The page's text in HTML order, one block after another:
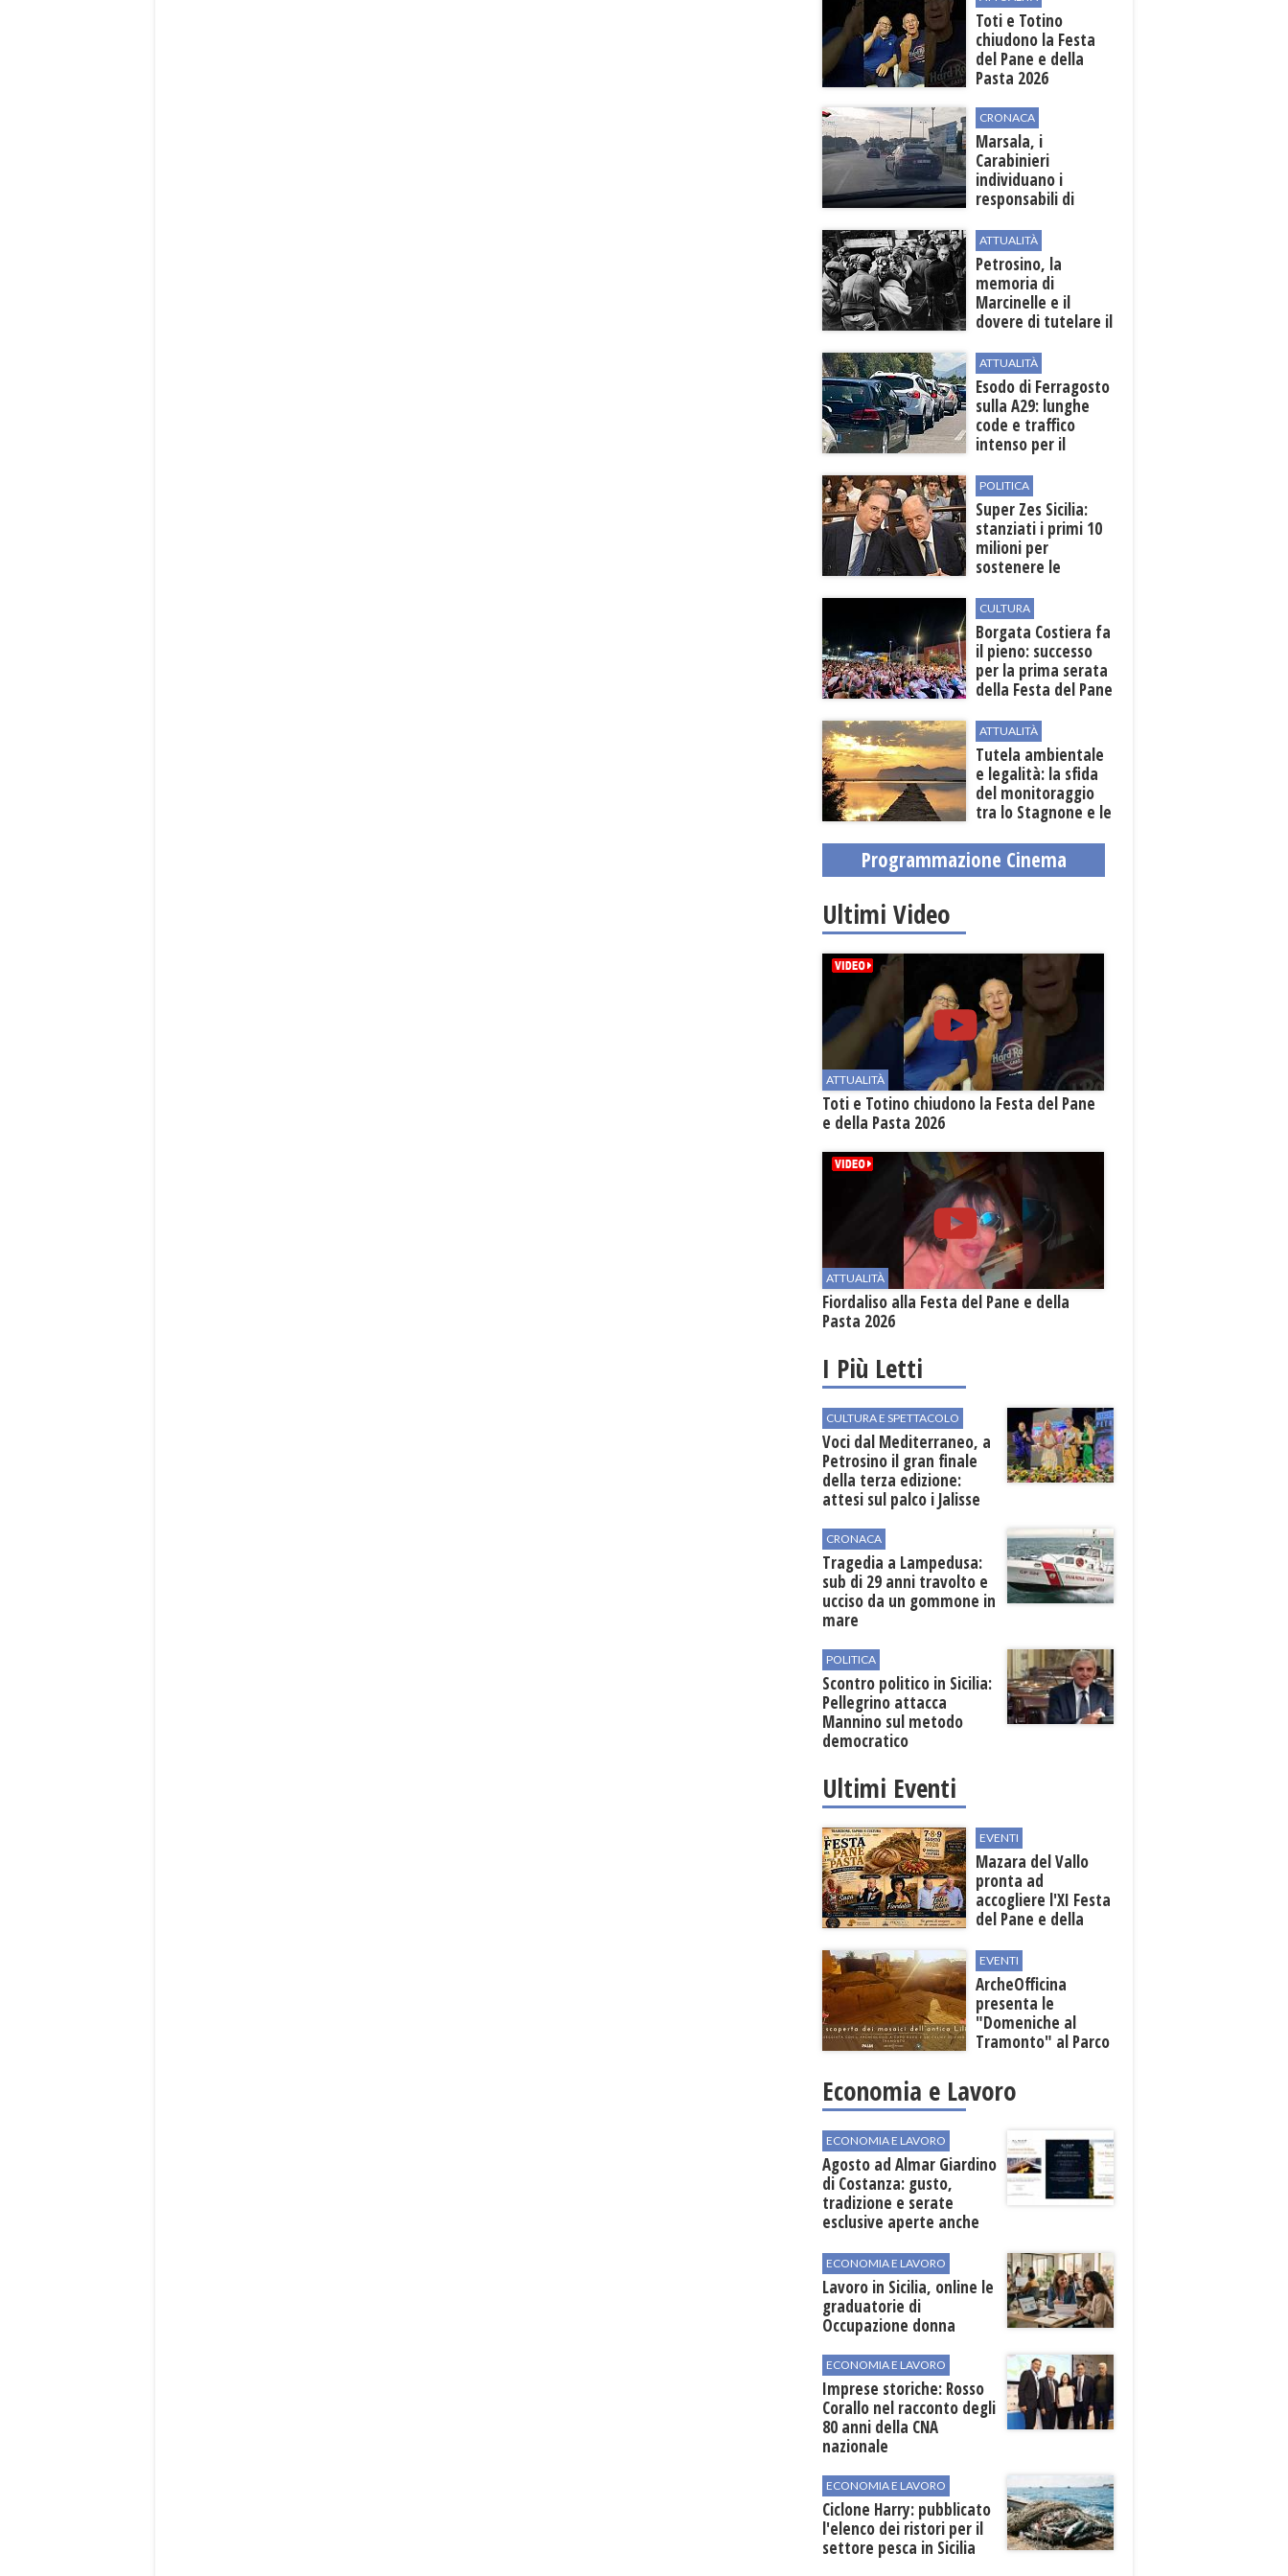
Toti e Totino
chiudono la Festa
del Pane e della
Pasta 2026
CRONACA
Marsala, i
Carabinieri
individuano i
responsabili di
confronti di un
uomo del posto
ATTUALITÀ
Petrosino, la
memoria di
Marcinelle e il
dovere di tutelare il
ATTUALITÀ
Esodo di Ferragosto
sulla A29: lunghe
code e traffico
intenso per il
POLITICA
Super Zes Sicilia:
stanziati i primi 10
milioni per
sostenere le
CULTURA
​Borgata Costiera fa
il pieno: successo
per la prima serata
della Festa del Pane
ATTUALITÀ
Tutela ambientale
e legalità: la sfida
del monitoraggio
tra lo Stagnone e le
Programmazione Cinema
Ultimi Video
ATTUALITÀ
Toti e Totino chiudono la Festa del Pane
e della Pasta 2026
ATTUALITÀ
Fiordaliso alla Festa del Pane e della
Pasta 2026
I Più Letti
CULTURA E SPETTACOLO
Voci dal Mediterraneo, a
Petrosino il gran finale
della terza edizione:
attesi sul palco i Jalisse
CRONACA
Tragedia a Lampedusa:
sub di 29 anni travolto e
ucciso da un gommone in
mare
POLITICA
Scontro politico in Sicilia:
Pellegrino attacca
Mannino sul metodo
democratico
Ultimi Eventi
EVENTI
Mazara del Vallo
pronta ad
accogliere l'XI Festa
del Pane e della
EVENTI
ArcheOfficina
presenta le
"Domeniche al
Tramonto" al Parco
Economia e Lavoro
ECONOMIA E LAVORO
Agosto ad Almar Giardino
di Costanza: gusto,
tradizione e serate
esclusive aperte anche
ECONOMIA E LAVORO
Lavoro in Sicilia, online le
graduatorie di
Occupazione donna
ECONOMIA E LAVORO
Imprese storiche: Rosso
Corallo nel racconto degli
80 anni della CNA
nazionale
ECONOMIA E LAVORO
Ciclone Harry: pubblicato
l'elenco dei ristori per il
settore pesca in Sicilia